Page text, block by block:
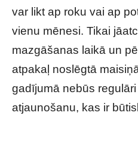
var likt ap roku vai ap
vienu mēnesi. Tikai
mazgāšanas laikā un
atpakaļ noslēgtā
gadījumā nebūs
atjaunošanu, kas ir